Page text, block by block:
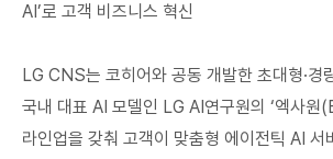
AI’로 고객 비즈니스 혁신
LG CNS는 코히어와 공동 개발한 초대형·
국내 대표 AI 모델인 LG AI연구원의 ‘엑사
라인업을 갖춰 고객이 맞춤형 에이전틱 AI 서